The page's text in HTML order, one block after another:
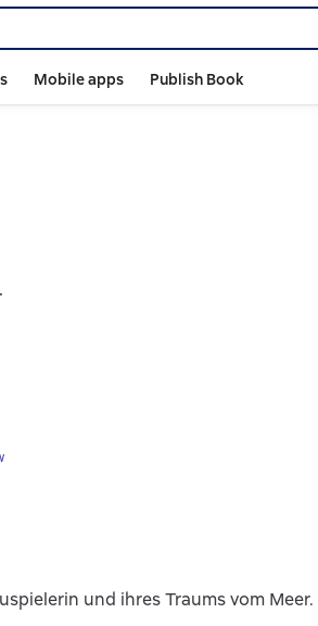
Mobile apps Publish Book
und ihres Traums vom Meer.